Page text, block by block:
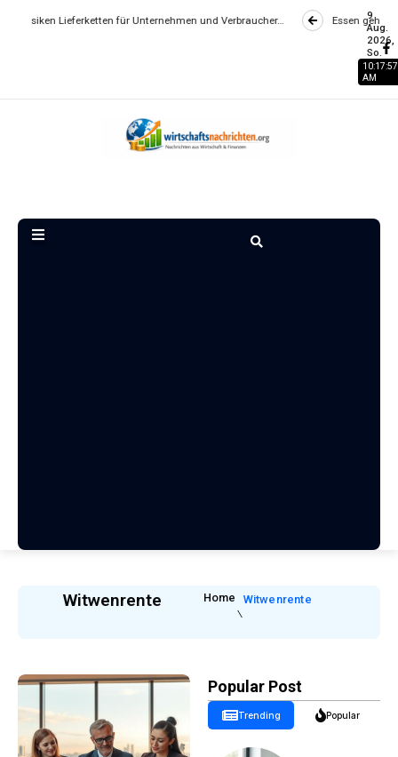
für Unternehmen und Verbraucher… Essen gehen wird zum
9
Aug.
2026,
So.
10:17:57
AM
Witwenrente Home Witwenrente
Popular Post
Trending Popular